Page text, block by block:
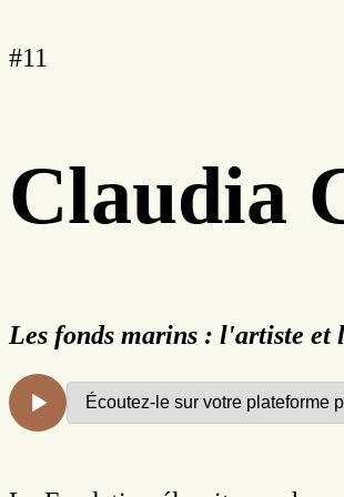
#11
Claudia
Les fonds marins : l'artiste et